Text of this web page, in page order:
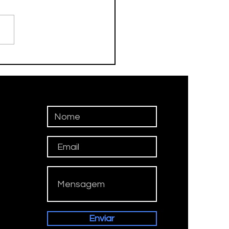
Enviar